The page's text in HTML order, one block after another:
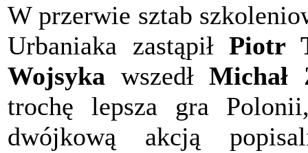
W przerwie sztab
Urbaniaka zastąpił Piotr
Wojsyka wszedłMichał
trochę lepsza gra
dwójkową akcją